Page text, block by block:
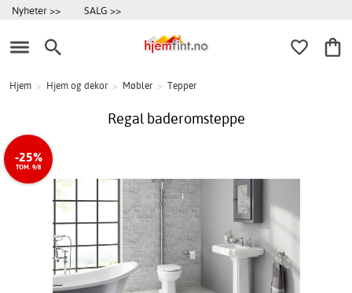
Nyheter >> SALG >>
Hjem > Hjem og dekor > Møbler > Tepper
Regal baderomsteppe
-25%
TOM. 9/8